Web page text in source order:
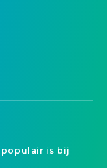
populair is bij